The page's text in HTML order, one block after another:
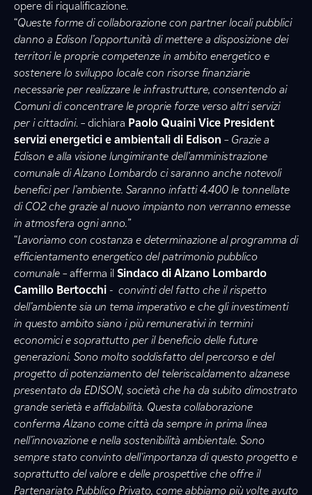
opere di riqualificazione.
“Queste forme di collaborazione con partner locali pubblici
danno a Edison l’opportunità di mettere a disposizione dei
territori le proprie competenze in ambito energetico e
sostenere lo sviluppo locale con risorse finanziarie
necessarie per realizzare le infrastrutture, consentendo ai
Comuni di concentrare le proprie forze verso altri servizi
per i cittadini. – dichiara Paolo Quaini Vice President
servizi energetici e ambientali di Edison – Grazie a
Edison e alla visione lungimirante dell’amministrazione
comunale di Alzano Lombardo ci saranno anche notevoli
benefici per l’ambiente. Saranno infatti 4.400 le tonnellate
di CO2 che grazie al nuovo impianto non verranno emesse
in atmosfera ogni anno.”
“Lavoriamo con costanza e determinazione al programma di
efficientamento energetico del patrimonio pubblico
comunale – afferma il Sindaco di Alzano Lombardo
Camillo Bertocchi - convinti del fatto che il rispetto
dell’ambiente sia un tema imperativo e che gli investimenti
in questo ambito siano i più remunerativi in termini
economici e soprattutto per il beneficio delle future
generazioni. Sono molto soddisfatto del percorso e del
progetto di potenziamento del teleriscaldamento alzanese
presentato da EDISON, società che ha da subito dimostrato
grande serietà e affidabilità. Questa collaborazione
conferma Alzano come città da sempre in prima linea
nell’innovazione e nella sostenibilità ambientale. Sono
sempre stato convinto dell'importanza di questo progetto e
soprattutto del valore e delle prospettive che offre il
Partenariato Pubblico Privato, come abbiamo più volte avuto